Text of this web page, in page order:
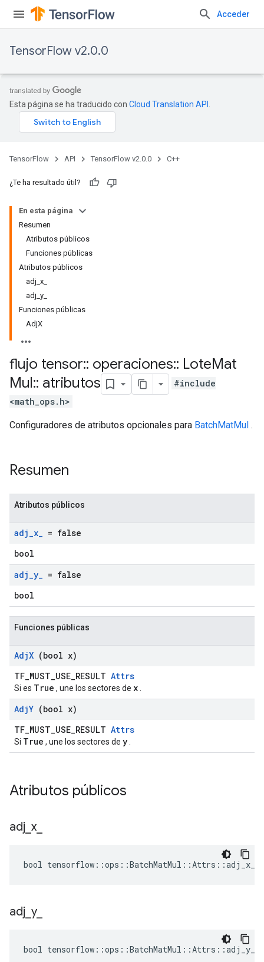
Acceder
TensorFlow v2.0.0
Esta página se ha traducido con Cloud Translation API
TensorFlow API TensorFlow v2.0.0 C++
¿Te ha resultado útil?
En esta página
Resumen
Atributos públicos
Funciones públicas
Atributos públicos
adj_x_
adj_y_
Funciones públicas
AdjX
flujo tensor:: operaciones:: LoteMat
Mul:: atributos
#include
<math_ops.h>
Configuradores de atributos opcionales para BatchMatMul .
Resumen
Atributos públicos
adj_x_ = false
bool
adj_y_ = false
bool
Funciones públicas
AdjX (bool x)
TF_MUST_USE_RESULT Attrs
Si es True , une los sectores de x
AdjY (bool x)
TF_MUST_USE_RESULT Attrs
Si True , une los sectores de y
Atributos públicos
adj x
bool tensorflow::ops::BatchMatMul::Attrs::adj_x_
adj y_
bool tensorflow::ops::BatchMatMul::Attrs::adj_y_